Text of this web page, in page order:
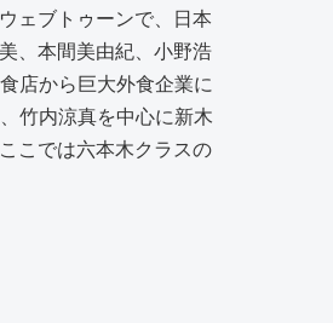
ェブトゥーンで、日本
、本間美由紀、小野浩
店から巨大外食企業に
竹内涼真を中心に新木
こでは六本木クラスの